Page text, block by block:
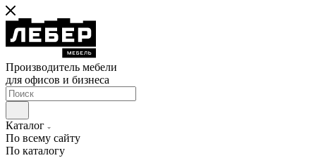
Производитель мебели
для офисов и бизнеса
Каталог
По всему сайту
По каталогу